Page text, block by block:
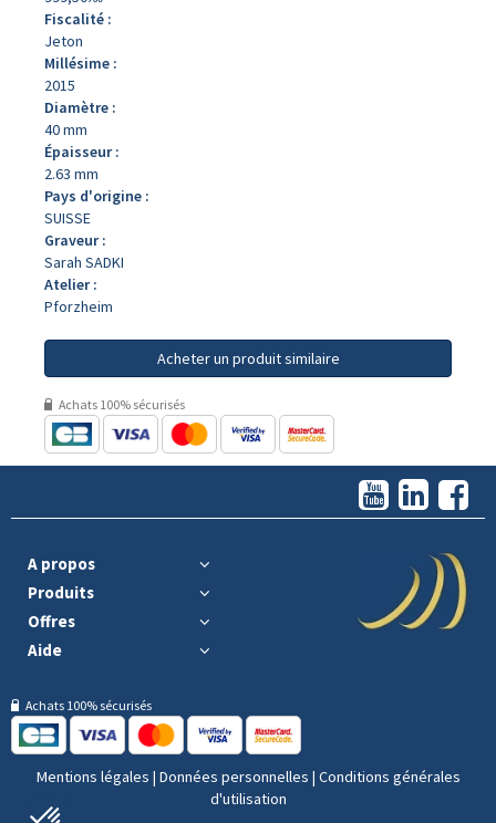
Fiscalité :
Jeton
Millésime :
2015
Diamètre :
40 mm
Épaisseur :
2.63 mm
Pays d'origine :
SUISSE
Graveur :
Sarah SADKI
Atelier :
Pforzheim
Acheter un produit similaire
Achats 100% sécurisés
A propos
Produits
Offres
Aide
Achats 100% sécurisés
Mentions légales | Données personnelles | Conditions générales
d'utilisation